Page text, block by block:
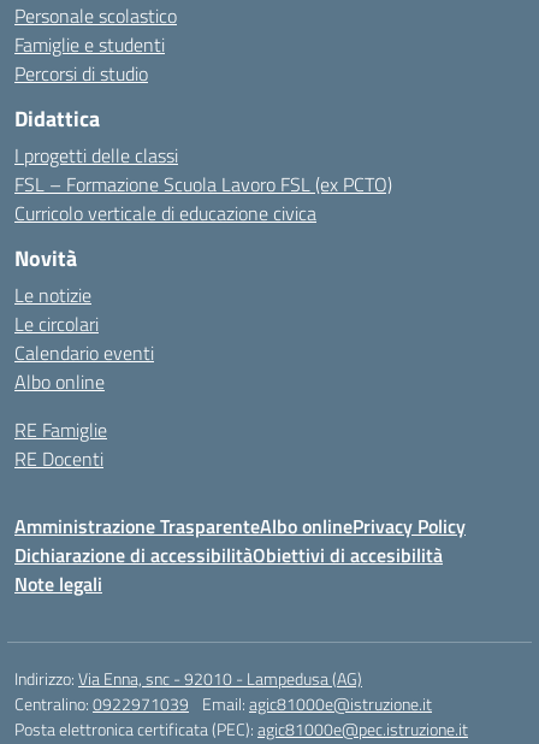
Personale scolastico
Famiglie e studenti
Percorsi di studio
Didattica
I progetti delle classi
FSL – Formazione Scuola Lavoro FSL (ex PCTO)
Curricolo verticale di educazione civica
Novità
Le notizie
Le circolari
Calendario eventi
Albo online
RE Famiglie
RE Docenti
Amministrazione TrasparenteAlbo onlinePrivacy Policy
Dichiarazione di accessibilitàObiettivi di accesibilità
Note legali
Indirizzo:Via Enna, snc - 92010 - Lampedusa (AG)
Centralino:0922971039 Email:agic81000e@istruzione.it
Posta elettronica certificata (PEC):agic81000e@pec.istruzione.it